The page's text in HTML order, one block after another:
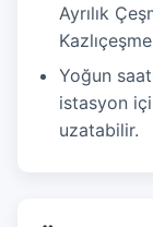
Ayrılık
Yoğun
istasyon
uzatabilir.